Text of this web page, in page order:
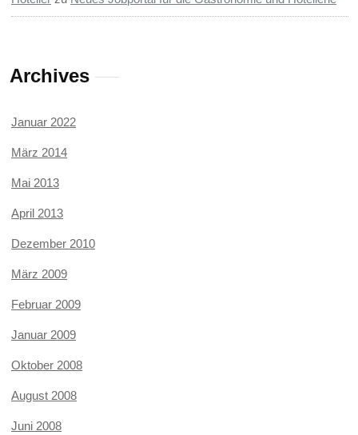
Archives
Januar 2022
März 2014
Mai 2013
April 2013
Dezember 2010
März 2009
Februar 2009
Januar 2009
Oktober 2008
August 2008
Juni 2008